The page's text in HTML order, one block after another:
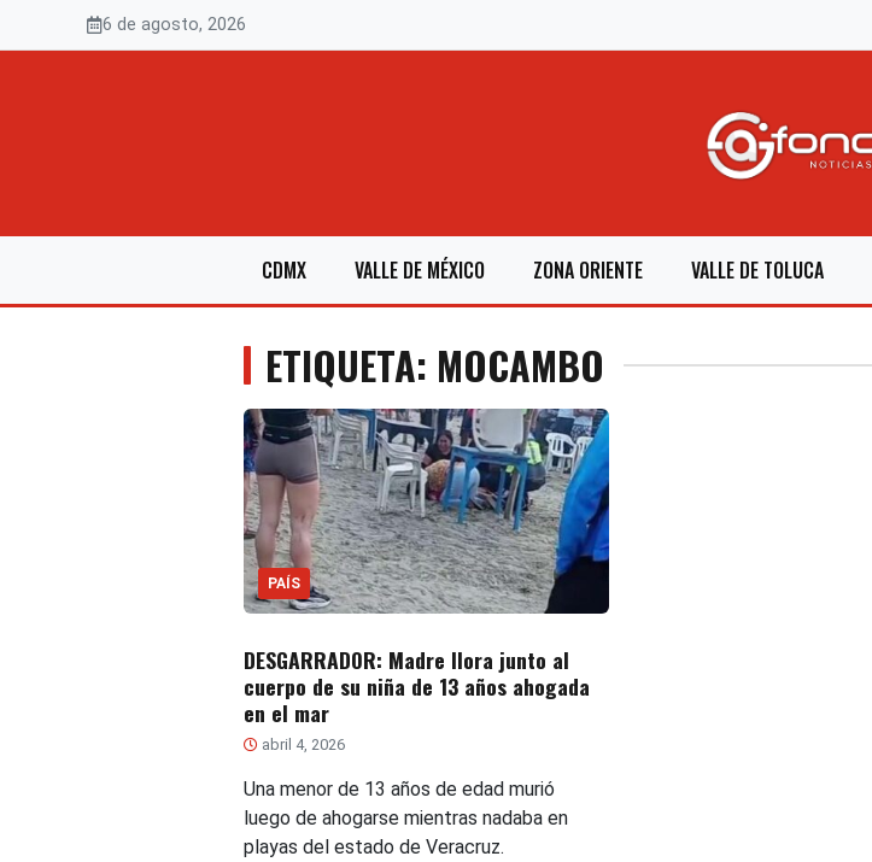
6 de agosto, 2026
CDMX VALLE DE MÉXICO ZONA ORIENTE VALLE DE TOLUCA
ETIQUETA: MOCAMBO
PAÍS
DESGARRADOR: Madre llora junto al
cuerpo de su niña de 13 años ahogada
en el mar
abril 4, 2026
Una menor de 13 años de edad murió
luego de ahogarse mientras nadaba en
playas del estado de Veracruz.